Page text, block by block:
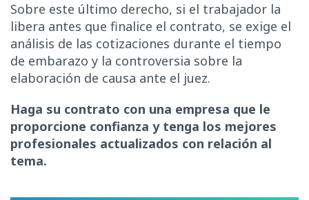
Sobre este último derecho, si el trabajador la
libera antes que finalice el contrato, se exige el
análisis de las cotizaciones durante el tiempo
de embarazo y la controversia sobre la
elaboración de causa ante el juez.
Haga su contrato con una empresa que le
proporcione confianza y tenga los mejores
profesionales actualizados con relación al
tema.